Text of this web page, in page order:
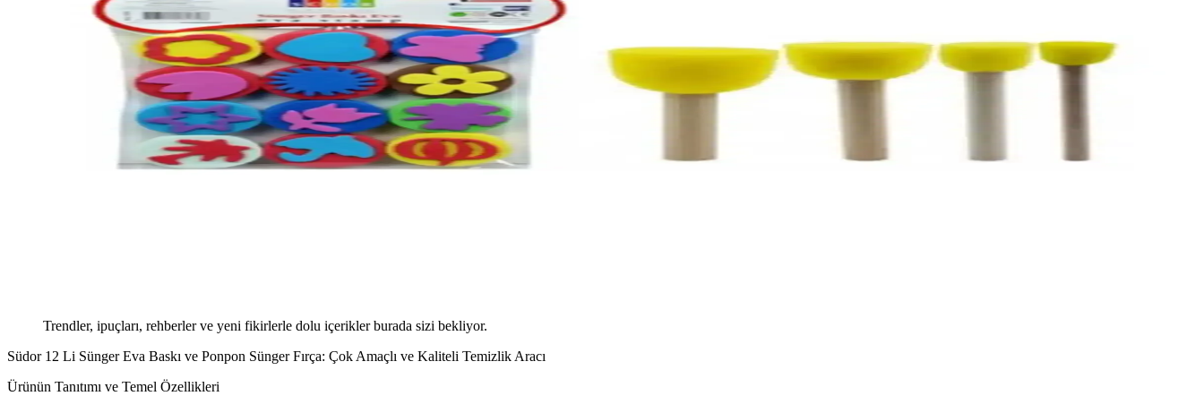
Trendler, ipuçları, rehberler ve yeni fikirlerle dolu içerikler burada sizi bekliyor.
Südor 12 Li Sünger Eva Baskı ve Ponpon Sünger Fırça: Çok Amaçlı ve Kaliteli Temizlik Aracı
Ürünün Tanıtımı ve Temel Özellikleri